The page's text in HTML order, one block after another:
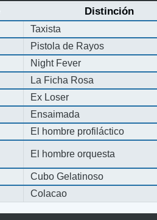
Distinción
Taxista
Pistola de Rayos
Night Fever
La Ficha Rosa
Ex Loser
Ensaimada
El hombre profiláctico
El hombre orquesta
Cubo Gelatinoso
Colacao